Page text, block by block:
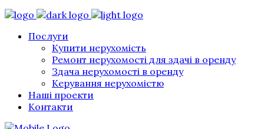
Послуги
Купити нерухомість
Ремонт нерухомості для здачі в оренду
Здача нерухомості в оренду
Керування нерухомістю
Наші проекти
Контакти